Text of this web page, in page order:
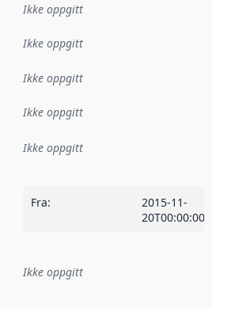
Ikke oppgitt
Ikke oppgitt
Ikke oppgitt
Ikke oppgitt
:
Ikke oppgitt
Fra:
2015-11-
20T00:00:00Z
Referanse til en implementasjonsregel
Ikke oppgitt